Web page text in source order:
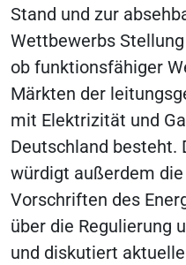
Stand und zur
Wettbewerbs
ob funktionsfähiger
Märkten der
mit Elektrizität und
Deutschland besteht.
würdigt außerdem
Vorschriften des
über die Regulierung
und diskutiert